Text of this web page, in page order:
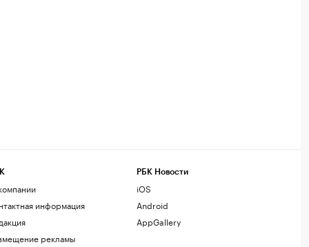
информация
рекламы
РБК Новости
iOS
Android
AppGallery